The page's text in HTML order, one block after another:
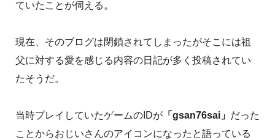
ていたことが伺える。
現在、そのブログは閉鎖されてしまったがそこには祖
父に対する愛を感じる内容の日記が多く投稿されてい
たそうだ。
当時プレイしていたゲームのIDが 「gsan76sai」 だった
ことからおじいさんのアイコンになったと語っている